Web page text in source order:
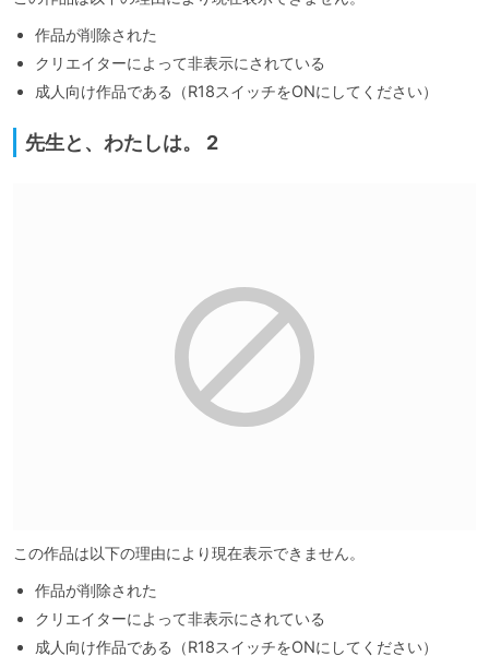
作品が削除された
クリエイターによって非表示にされている
成人向け作品である（R18スイッチをONにしてください）
先生と、わたしは。 2
この作品は以下の理由により現在表示できません。
作品が削除された
クリエイターによって非表示にされている
成人向け作品である（R18スイッチをONにしてください）